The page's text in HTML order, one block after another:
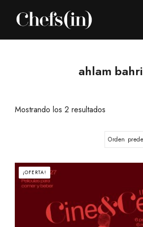
CHEFS(IN)
ahlam bahri
Mostrando los 2 resultados
¡OFERTA!